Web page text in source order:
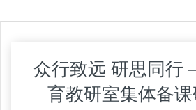
众行致远 研思同
育教研室集体备